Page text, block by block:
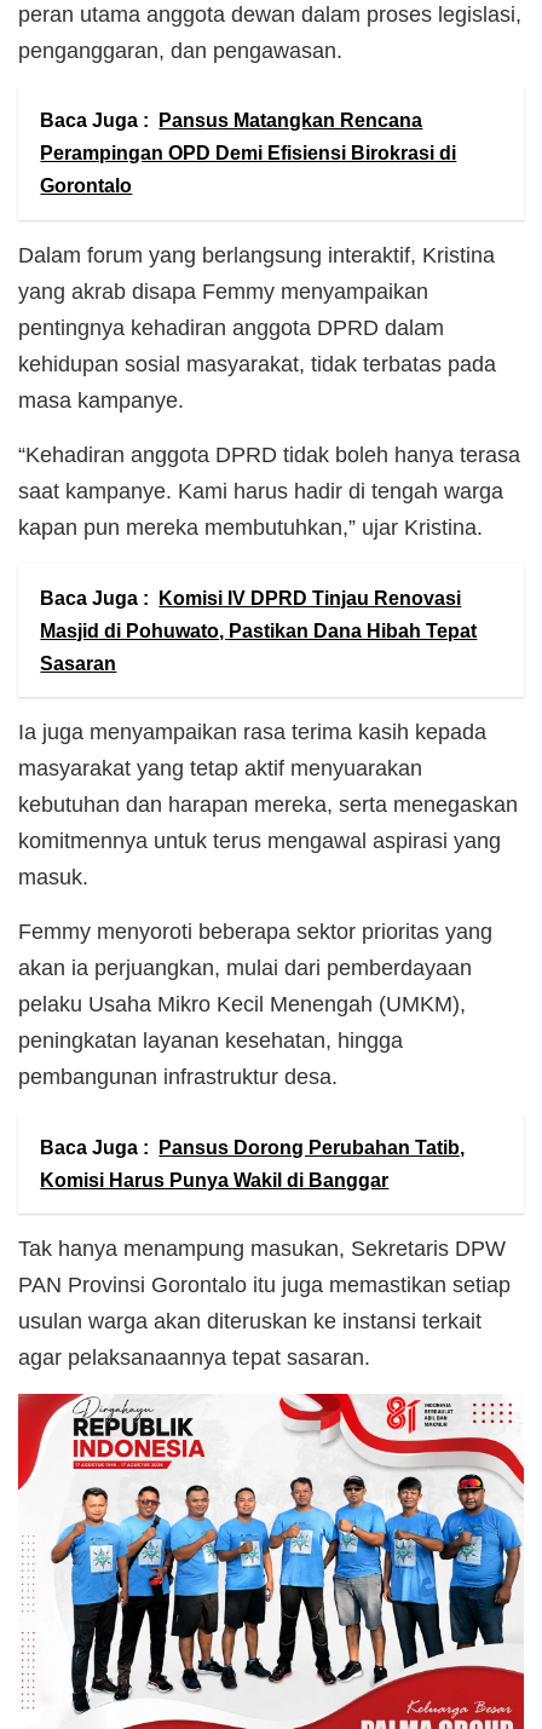
peran utama anggota dewan dalam proses legislasi,
penganggaran, dan pengawasan.
Baca Juga :
Pansus Matangkan Rencana
Perampingan OPD Demi Efisiensi Birokrasi di
Gorontalo
Dalam forum yang berlangsung interaktif, Kristina
yang akrab disapa Femmy menyampaikan
pentingnya kehadiran anggota DPRD dalam
kehidupan sosial masyarakat, tidak terbatas pada
masa kampanye.
“Kehadiran anggota DPRD tidak boleh hanya terasa
saat kampanye. Kami harus hadir di tengah warga
kapan pun mereka membutuhkan,” ujar Kristina.
Baca Juga :
Komisi IV DPRD Tinjau Renovasi
Masjid di Pohuwato, Pastikan Dana Hibah Tepat
Sasaran
Ia juga menyampaikan rasa terima kasih kepada
masyarakat yang tetap aktif menyuarakan
kebutuhan dan harapan mereka, serta menegaskan
komitmennya untuk terus mengawal aspirasi yang
masuk.
Femmy menyoroti beberapa sektor prioritas yang
akan ia perjuangkan, mulai dari pemberdayaan
pelaku Usaha Mikro Kecil Menengah (UMKM),
peningkatan layanan kesehatan, hingga
pembangunan infrastruktur desa.
Baca Juga :
Pansus Dorong Perubahan Tatib,
Komisi Harus Punya Wakil di Banggar
Tak hanya menampung masukan, Sekretaris DPW
PAN Provinsi Gorontalo itu juga memastikan setiap
usulan warga akan diteruskan ke instansi terkait
agar pelaksanaannya tepat sasaran.